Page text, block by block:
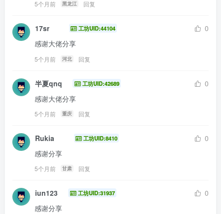
5个月前 黑龙江 回复
17sr 工坊UID:44104
0
感谢大佬分享
5个月前 河北 回复
半夏qnq 工坊UID:42689
0
感谢大佬分享
5个月前 重庆 回复
Rukia 工坊UID:8410
0
感谢分享
5个月前 甘肃 回复
iun123 工坊UID:31937
0
感谢分享